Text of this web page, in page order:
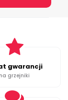
gwarancji
na grzejniki